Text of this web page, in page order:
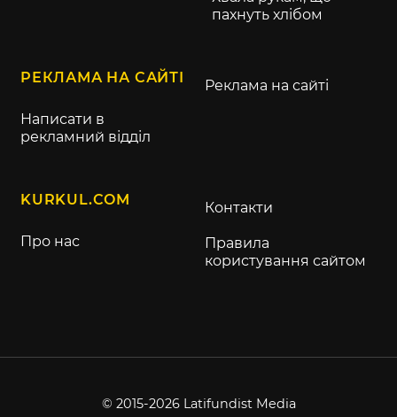
пахнуть хлібом
РЕКЛАМА НА САЙТІ
Написати в
рекламний відділ
Реклама на сайті
KURKUL.COM
Про нас
Контакти
Правила
користування сайтом
© 2015-2026 Latifundist Media